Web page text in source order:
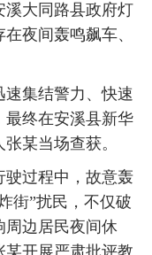
溪大同路县政府灯
夜间轰鸣飙车、
集结警力、快速
最终在安溪县新华
某当场查获。
驶过程中，故意轰
街”扰民，不仅破
周边居民夜间休